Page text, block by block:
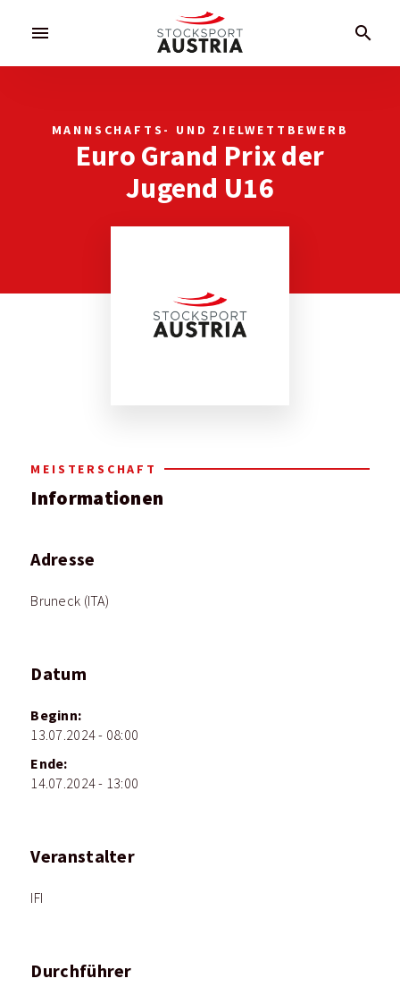
menu search
MANNSCHAFTS- UND ZIELWETTBEWERB
Euro Grand Prix der
Jugend U16
MEISTERSCHAFT
Informationen
Adresse
Bruneck (ITA)
Datum
Beginn:
13.07.2024 - 08:00
Ende:
14.07.2024 - 13:00
Veranstalter
IFI
Durchführer